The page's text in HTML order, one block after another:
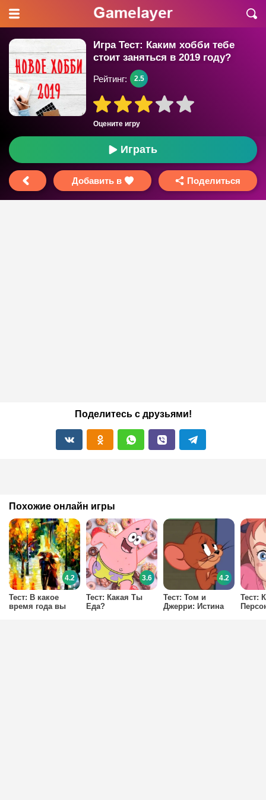
Игра Тест: Каким хобби тебе
стоит заняться в 2019 году?
Оцените игру
Рейтинг: 2.5
Играть
Добавить в Поделиться
Поделитесь с друзьями!
Похожие онлайн игры
Тест: В какое
время года вы
4.2
Тест: Какая Ты
Еда?
3.6
Тест: Том и
Джерри: Истина
4.2
Тест: